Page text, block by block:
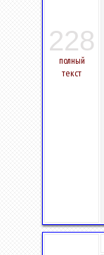
228
полный
текст